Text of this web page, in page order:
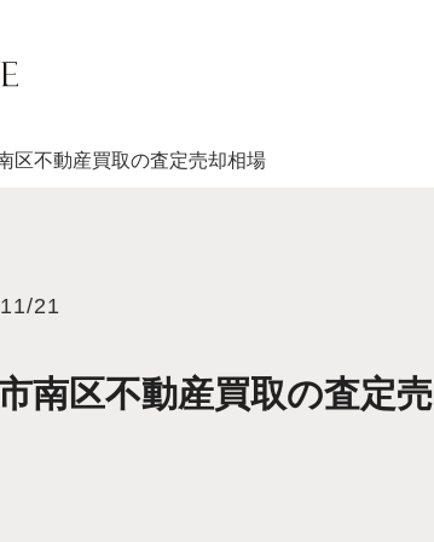
区不動産買取の査定売却相場
21
南区不動産買取の査定売